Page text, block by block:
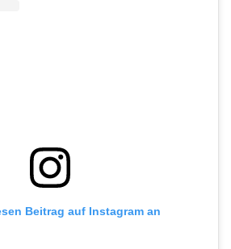
Beitrag auf Instagram an